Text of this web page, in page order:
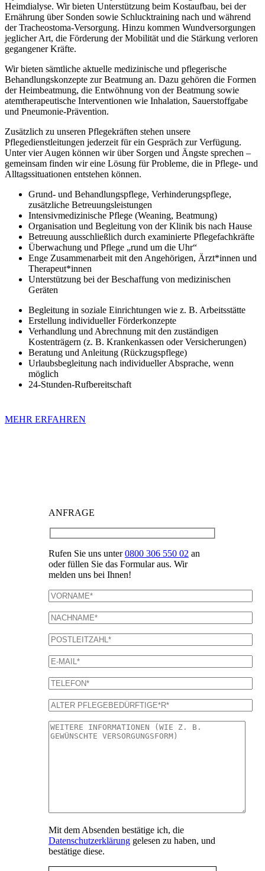
Heimdialyse. Wir bieten Unterstützung beim Kostaufbau, bei der
Ernährung über Sonden sowie Schlucktraining nach und während
der Tracheostoma-Versorgung. Hinzu kommen Wundversorgungen
jeglicher Art, die Förderung der Mobilität und die Stärkung verloren
gegangener Kräfte.
Wir bieten sämtliche aktuelle medizinische und pflegerische
Behandlungskonzepte zur Beatmung an. Dazu gehören die Formen
der Heimbeatmung, die Entwöhnung von der Beatmung sowie
atemtherapeutische Interventionen wie Inhalation, Sauerstoffgabe
und Pneumonie-Prävention.
Zusätzlich zu unseren Pflegekräften stehen unsere
Pflegedienstleitungen jederzeit für ein Gespräch zur Verfügung.
Unter vier Augen können wir über Sorgen und Ängste sprechen –
gemeinsam finden wir eine Lösung für Probleme, die in Pflege- und
Alltagssituationen entstehen können.
Grund- und Behandlungspflege, Verhinderungspflege,
zusätzliche Betreuungsleistungen
Intensivmedizinische Pflege (Weaning, Beatmung)
Organisation und Begleitung von der Klinik bis nach Hause
Betreuung ausschließlich durch examinierte Pflegefachkräfte
Überwachung und Pflege „rund um die Uhr“
Enge Zusammenarbeit mit den Angehörigen, Ärzt*innen und
Therapeut*innen
Unterstützung bei der Beschaffung von medizinischen
Geräten
Begleitung in soziale Einrichtungen wie z. B. Arbeitsstätte
Erstellung individueller Förderkonzepte
Verhandlung und Abrechnung mit den zuständigen
Kostenträgern (z. B. Krankenkassen oder Versicherungen)
Beratung und Anleitung (Rückzugspflege)
Urlaubsbegleitung nach individueller Absprache, wenn
möglich
24-Stunden-Rufbereitschaft
MEHR ERFAHREN
ANFRAGE
Rufen Sie uns unter0800 306 550 02 an
oder füllen Sie das Formular aus. Wir
melden uns bei Ihnen!
Mit dem Absenden bestätige ich, die
Datenschutzerklärung gelesen zu haben, und
bestätige diese.